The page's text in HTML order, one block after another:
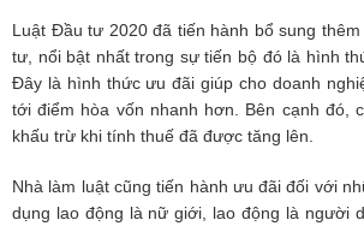
Luật Đầu tư 2020 đã tiến hành bổ sung
tư, nổi bật nhất trong sự tiến bộ đó là hình
Đây là hình thức ưu đãi giúp cho doanh
tới điểm hòa vốn nhanh hơn. Bên cạnh đó,
khấu trừ khi tính thuế đã được tăng lên.
Nhà làm luật cũng tiến hành ưu đãi đối với
dụng lao động là nữ giới, lao động là người